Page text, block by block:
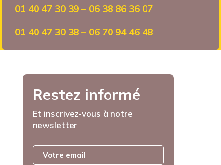
01 40 47 30 39 – 06 38 86 36 07
01 40 47 30 38 – 06 70 94 46 48
Restez informé
Et inscrivez-vous à notre
newsletter